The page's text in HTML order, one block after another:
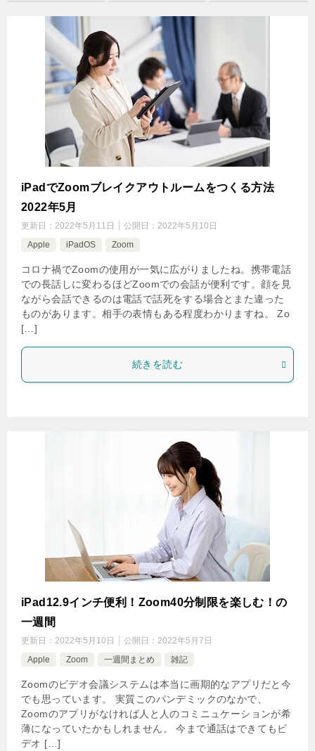
iPadでZoomブレイクアウトルームをつくる方法
2022年5月
更新日： 2022年5月11日 公開日： 2022年5月10日
Apple
iPadOS Zoom
コロナ禍でZoomの使用が一気に広がりましたね。携帯電話
での長話しに変わるほどZoomでの会話が便利です。顔を見
ながら会話できるのは電話で話死をする場合とまた違った
ものがあります。相手の表情もある程度わかりますね。 Zo
[…]
続きを読む
iPad12.9インチ便利！Zoom40分制限を楽しむ！の
一週間
更新日： 2022年5月10日 公開日： 2022年5月7日
Apple
Zoom 一週間まとめ 雑記
Zoomのビデオ会議システムは本当に画期的なアプリだと今
でも思っています。 実質このパンデミックのなかで、
Zoomのアプリがなければ人と人のコミニュケーションが希
薄になっていたかもしれません。 今まで通話はできてもビ
デオ […]